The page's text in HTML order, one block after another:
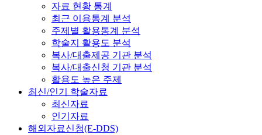
자료 현황 통계
최근 이용통계 분석
주제별 활용통계 분석
학술지 활용도 분석
복사/대출제공 기관 분석
복사/대출신청 기관 분석
활용도 높은 주제
최신/인기 학술자료
최신자료
인기자료
해외자료신청(E-DDS)